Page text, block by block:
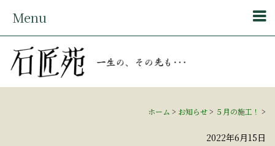
Menu
ホーム > お知らせ> ５月の施工！ >
2022年6月15日